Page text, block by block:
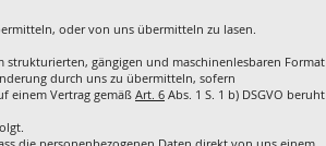
oder von uns übermitteln zu lasen.
strukturierten, gängigen und maschinenlesbaren Format
durch uns zu übermitteln, sofern
einem Vertrag gemäß Art. 6 Abs. 1 S. 1 b) DSGVO beruht